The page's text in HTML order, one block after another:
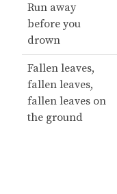
Run away
before you
drown
Fallen leaves,
fallen leaves,
fallen leaves on
the ground